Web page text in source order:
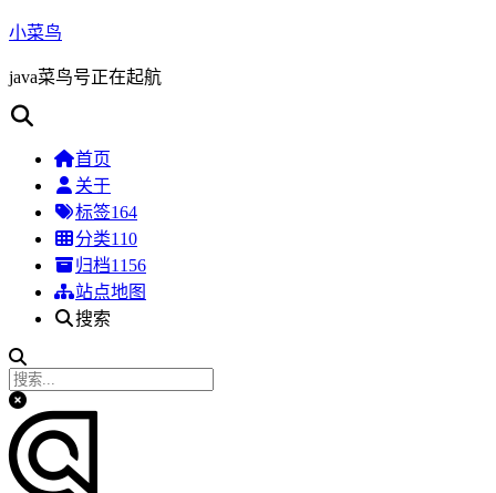
小菜鸟
java菜鸟号正在起航
首页
关于
标签164
分类110
归档1156
站点地图
搜索